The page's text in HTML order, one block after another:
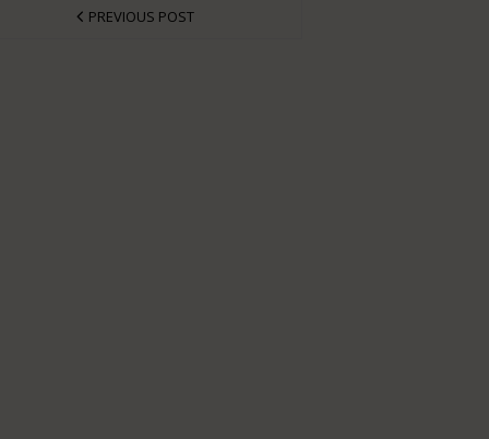
PREVIOUS POST